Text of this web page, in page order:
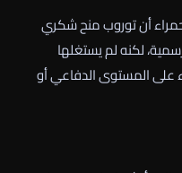
أن توروب منح شكري
لكنه لم يستغلها
على المستوى الدفاعي أو